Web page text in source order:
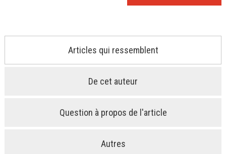
Articles qui ressemblent
De cet auteur
Question à propos de l'article
Autres